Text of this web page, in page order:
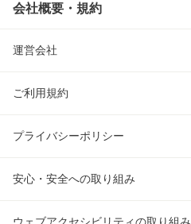
会社概要・規約
運営会社
ご利用規約
プライバシーポリシー
安心・安全への取り組み